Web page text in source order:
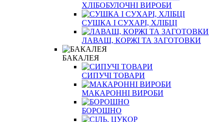
ХЛІБОБУЛОЧНІ ВИРОБИ
СУШКА І СУХАРІ, ХЛІБЦІ
ЛАВАШ, КОРЖІ ТА ЗАГОТОВКИ
БАКАЛЕЯ
СИПУЧІ ТОВАРИ
МАКАРОННІ ВИРОБИ
БОРОШНО